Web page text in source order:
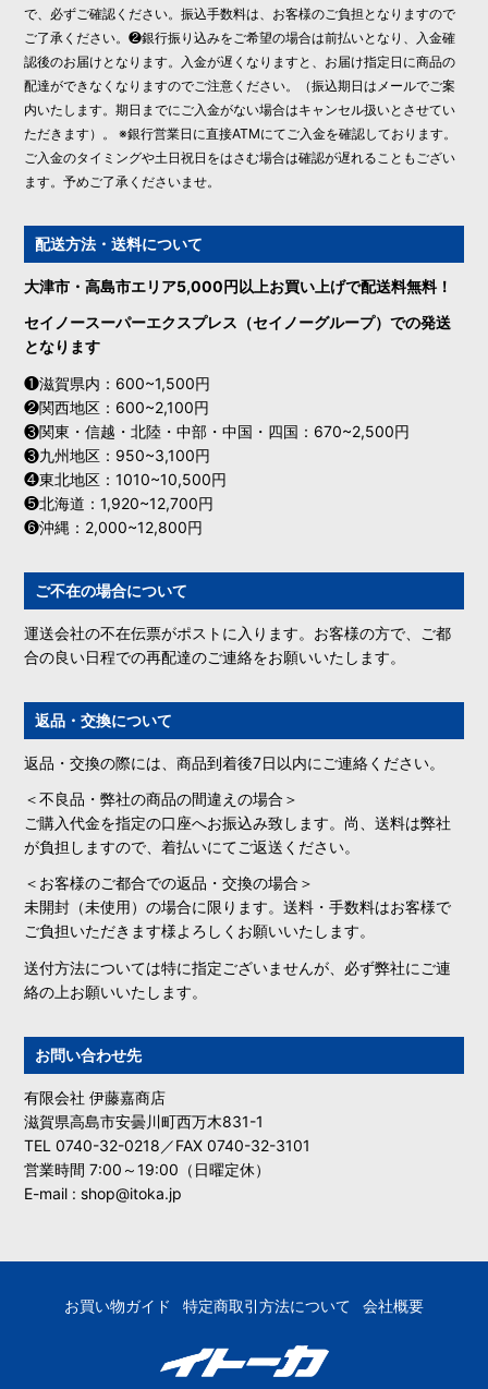
で、必ずご確認ください。振込手数料は、お客様のご負担となりますので
ご了承ください。❷銀行振り込みをご希望の場合は前払いとなり、入金確
認後のお届けとなります。入金が遅くなりますと、お届け指定日に商品の
配達ができなくなりますのでご注意ください。（振込期日はメールでご案
内いたします。期日までにご入金がない場合はキャンセル扱いとさせてい
ただきます）。 ※銀行営業日に直接ATMにてご入金を確認しております。
ご入金のタイミングや土日祝日をはさむ場合は確認が遅れることもござい
ます。予めご了承くださいませ。
配送方法・送料について
大津市・高島市エリア5,000円以上お買い上げで配送料無料！
セイノースーパーエクスプレス（セイノーグループ）での発送
となります
❶滋賀県内：600~1,500円
❷関西地区：600~2,100円
❸関東・信越・北陸・中部・中国・四国：670~2,500円
❸九州地区：950~3,100円
❹東北地区：1010~10,500円
❺北海道：1,920~12,700円
❻沖縄：2,000~12,800円
ご不在の場合について
運送会社の不在伝票がポストに入ります。お客様の方で、ご都
合の良い日程での再配達のご連絡をお願いいたします。
返品・交換について
返品・交換の際には、商品到着後7日以内にご連絡ください。
＜不良品・弊社の商品の間違えの場合＞
ご購入代金を指定の口座へお振込み致します。尚、送料は弊社
が負担しますので、着払いにてご返送ください。
＜お客様のご都合での返品・交換の場合＞
未開封（未使用）の場合に限ります。送料・手数料はお客様で
ご負担いただきます様よろしくお願いいたします。
送付方法については特に指定ございませんが、必ず弊社にご連
絡の上お願いいたします。
お問い合わせ先
有限会社 伊藤嘉商店
滋賀県高島市安曇川町西万木831-1
TEL 0740-32-0218／FAX 0740-32-3101
営業時間 7:00～19:00（日曜定休）
E-mail : shop@itoka.jp
お買い物ガイド 特定商取引方法について 会社概要